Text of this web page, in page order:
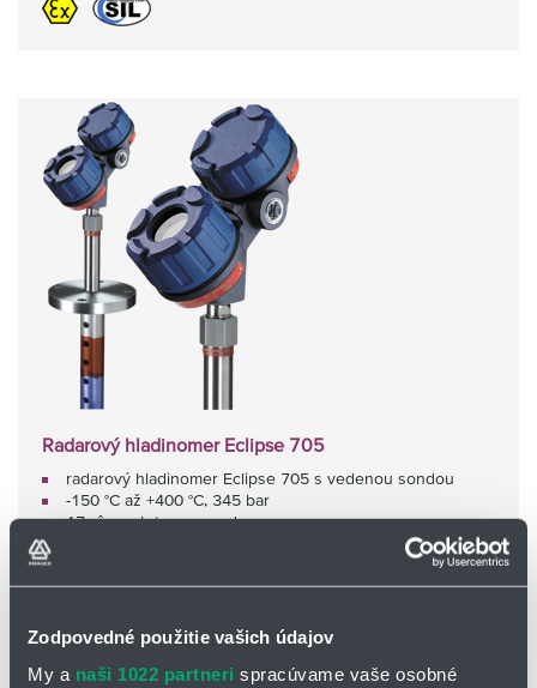
Zodpovedné použitie vašich údajov
My a naši 1022 partneri spracúvame vaše osobné
Radarový hladinomer Eclipse 705
radarový hladinomer Eclipse 705 s vedenou sondou
-150 °C až +400 °C, 345 bar
17 rôznych typov sond